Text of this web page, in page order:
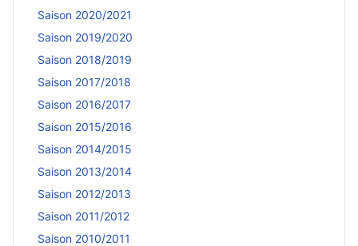
Saison 2020/2021
Saison 2019/2020
Saison 2018/2019
Saison 2017/2018
Saison 2016/2017
Saison 2015/2016
Saison 2014/2015
Saison 2013/2014
Saison 2012/2013
Saison 2011/2012
Saison 2010/2011